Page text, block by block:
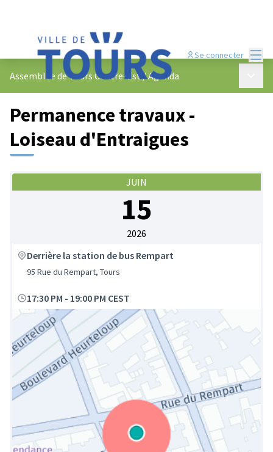
Se connecter
Assemblée de Tours Centre-Est/Agenda
Permanence travaux -
Loiseau d'Entraigues
JUIN
15
2026
Derrière la station de bus Rempart
95 Rue du Rempart, Tours
17:30 PM - 19:00 PM CEST